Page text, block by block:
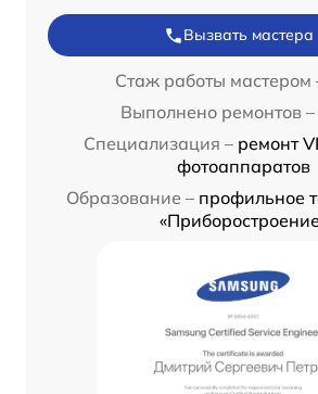
Вызвать мастера
Стаж работы мастером
Выполнено ремонтов –
Специализация – ремонт
фотоаппаратов
Образование – профильное